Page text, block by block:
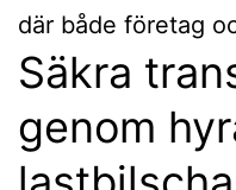
där både företag
Säkra
genom